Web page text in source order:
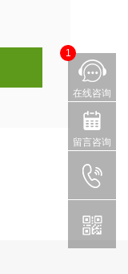
在线咨询
1
留言咨询